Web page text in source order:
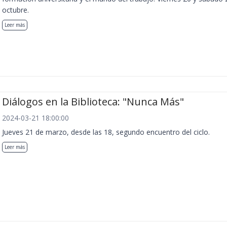
octubre.
Leer más
Diálogos en la Biblioteca: "Nunca Más"
2024-03-21 18:00:00
Jueves 21 de marzo, desde las 18, segundo encuentro del ciclo.
Leer más